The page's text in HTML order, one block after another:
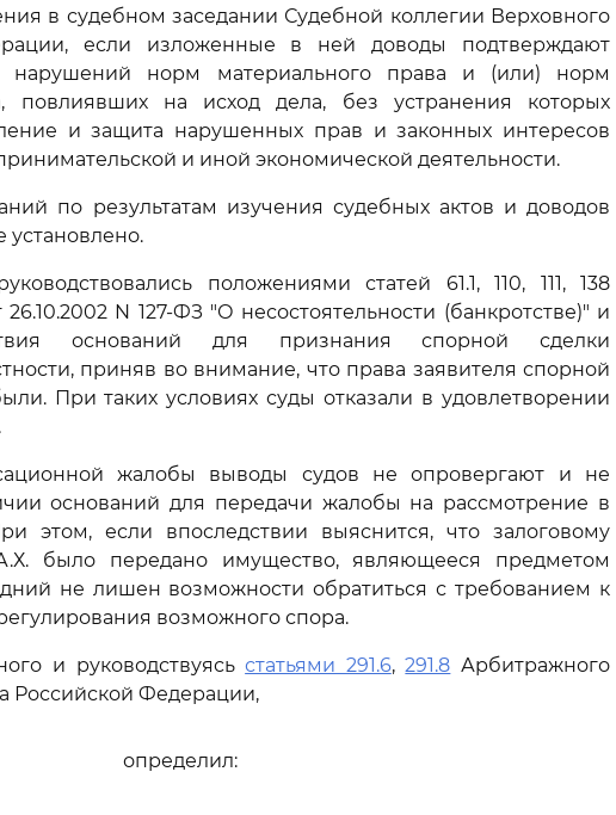
в судебном заседании Судебной коллегии Верховного
если изложенные в ней доводы подтверждают
нарушений норм материального права и (или) норм
повлиявших на исход дела, без устранения которых
и защита нарушенных прав и законных интересов
и иной экономической деятельности.
по результатам изучения судебных актов и доводов
установлено.
положениями статей 61.1, 110, 111, 138
N 127-ФЗ "О несостоятельности (банкротстве)" и
оснований для признания спорной сделки
приняв во внимание, что права заявителя спорной
При таких условиях суды отказали в удовлетворении
жалобы выводы судов не опровергают и не
оснований для передачи жалобы на рассмотрение в
этом, если впоследствии выяснится, что залоговому
было передано имущество, являющееся предметом
не лишен возможности обратиться с требованием к
возможного спора.
и руководствуясьстатьями 291.6,291.8 Арбитражного
Российской Федерации,
определил: